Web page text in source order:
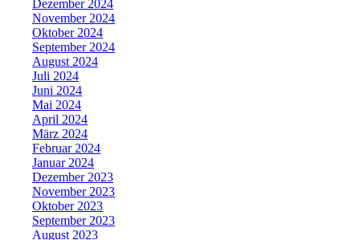
Dezember 2024
November 2024
Oktober 2024
September 2024
August 2024
Juli 2024
Juni 2024
Mai 2024
April 2024
März 2024
Februar 2024
Januar 2024
Dezember 2023
November 2023
Oktober 2023
September 2023
August 2023